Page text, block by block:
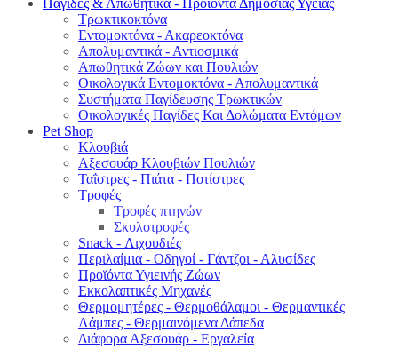
Παγίδες & Απωθητικά - Προϊόντα Δημόσιας Υγείας
Τρωκτικοκτόνα
Εντομοκτόνα - Ακαρεοκτόνα
Απολυμαντικά - Αντιοσμικά
Απωθητικά Ζώων και Πουλιών
Οικολογικά Εντομοκτόνα - Απολυμαντικά
Συστήματα Παγίδευσης Τρωκτικών
Οικολογικές Παγίδες Και Δολώματα Εντόμων
Pet Shop
Κλουβιά
Αξεσουάρ Κλουβιών Πουλιών
Ταΐστρες - Πιάτα - Ποτίστρες
Τροφές
Τροφές πτηνών
Σκυλοτροφές
Snack - Λιχουδιές
Περιλαίμια - Οδηγοί - Γάντζοι - Αλυσίδες
Προϊόντα Υγιεινής Ζώων
Εκκολαπτικές Μηχανές
Θερμομητέρες - Θερμοθάλαμοι - Θερμαντικές
Λάμπες - Θερμαινόμενα Δάπεδα
Διάφορα Αξεσουάρ - Εργαλεία